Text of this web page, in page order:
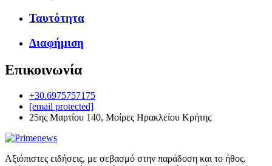
Ταυτότητα
Διαφήμιση
Επικοινωνία
+30.6975757175
[email protected]
25ης Μαρτίου 140, Μοίρες Ηρακλείου Κρήτης
Αξιόπιστες ειδήσεις, με σεβασμό στην παράδοση και το ήθος.